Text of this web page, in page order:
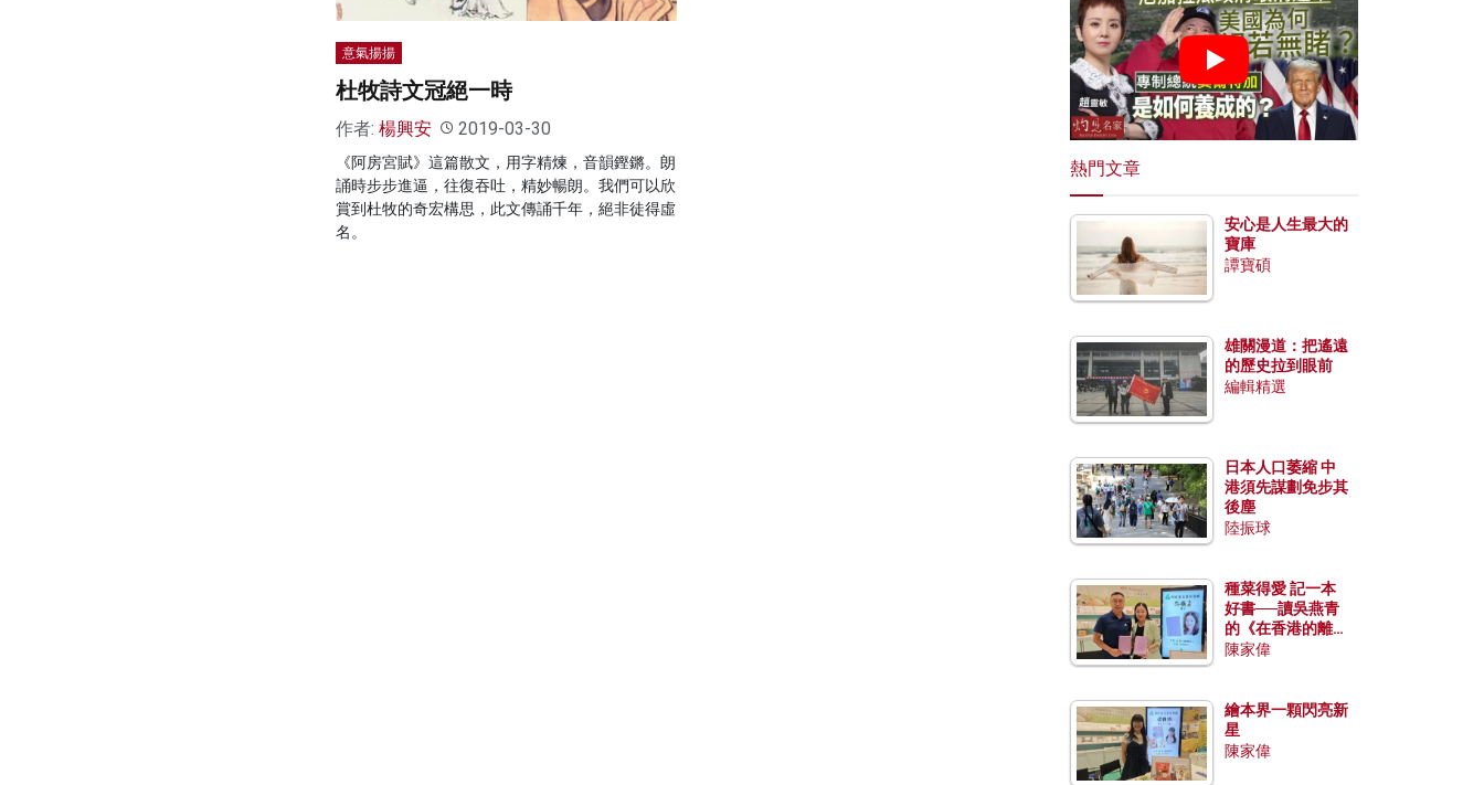
意氣揚揚
杜牧詩文冠絕一時
作者: 楊興安 2019-03-30
《阿房宮賦》這篇散文，用字精煉，音韻鏗鏘。朗
誦時步步進逼，往復吞吐，精妙暢朗。我們可以欣
賞到杜牧的奇宏構思，此文傳誦千年，絕非徒得虛
名。
熱門文章
安心是人生最大的
寶庫
譚寶碩
雄關漫道：把遙遠
的歷史拉到眼前
編輯精選
日本人口萎縮 中
港須先謀劃免步其
後塵
陸振球
種菜得愛 記一本
好書──讀吳燕青
的《在香港的離島
種菜》
陳家偉
繪本界一顆閃亮新
星
陳家偉